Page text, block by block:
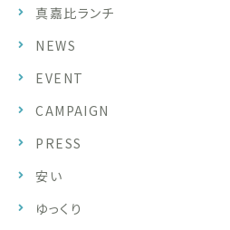
真嘉比ランチ
NEWS
EVENT
CAMPAIGN
PRESS
安い
ゆっくり